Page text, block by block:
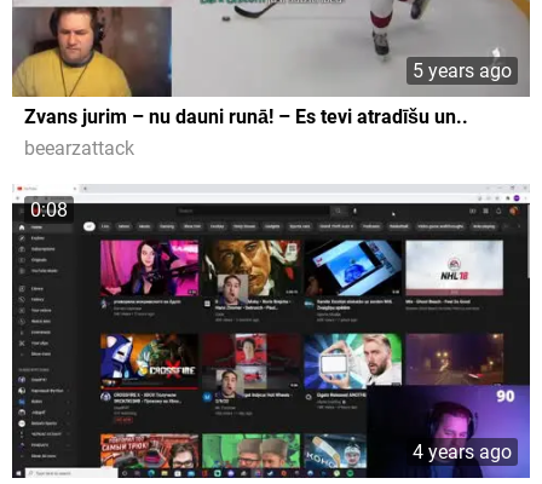
5 years ago
Zvans jurim – nu dauni runā! – Es tevi atradīšu un..
beearzattack
0:08
4 years ago